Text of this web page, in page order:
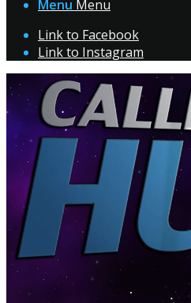
Menu Menu
Link to Facebook
Link to Instagram